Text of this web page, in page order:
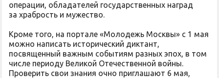
операции, обладателей государственных наград
за храбрость и мужество.
Кроме того, на портале «Молодежь Москвы» с 1 мая
можно написать исторический диктант,
посвященный важным событиям разных эпох, в том
числе периоду Великой Отечественной войны.
Проверить свои знания очно приглашают 6 мая,